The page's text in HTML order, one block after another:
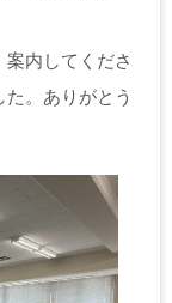
内してくださ
。ありがとう